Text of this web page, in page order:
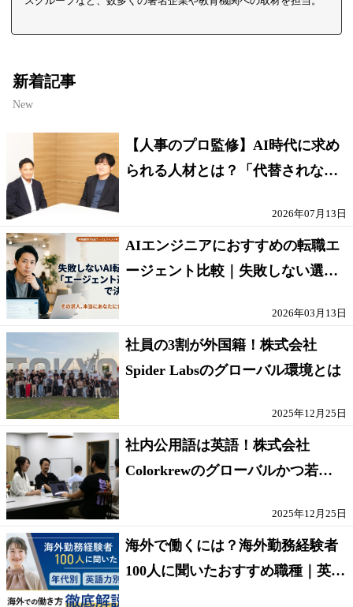
新着記事
New
【人事のプロ監修】AI時代に求め
られる人材とは？「代替されない
2026年07月13日
AIエンジニアにおすすめの転職エ
ージェント比較｜失敗しない選び
2026年03月13日
社員の3割が外国籍！株式会社
Spider Labsのグローバル環境とは
2025年12月25日
社内公用語は英語！株式会社
Colorkrewのグローバルかつ若手
2025年12月25日
海外で働くには？海外勤務経験者
100人に聞いたおすすめ職種｜英語